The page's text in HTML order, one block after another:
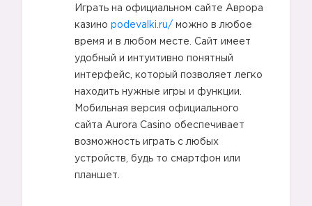
Играть на официальном сайте Аврора
казино podevalki.ru/ можно в любое
время и в любом месте. Сайт имеет
удобный и интуитивно понятный
интерфейс, который позволяет легко
находить нужные игры и функции.
Мобильная версия официального
сайта Aurora Casino обеспечивает
возможность играть с любых
устройств, будь то смартфон или
планшет.